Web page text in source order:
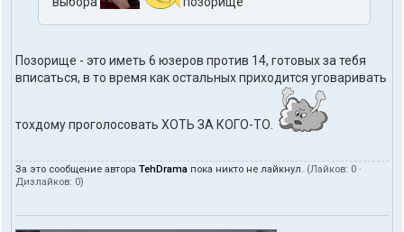
Позорище - это иметь 6 юзеров против 14, готовых за тебя
вписаться, в то время как остальных приходится уговаривать
тохдому проголосовать ХОТЬ ЗА КОГО-ТО.
За это сообщение автора TehDrama пока никто не лайкнул. (Лайков: 0 ·
Дизлайков: 0)